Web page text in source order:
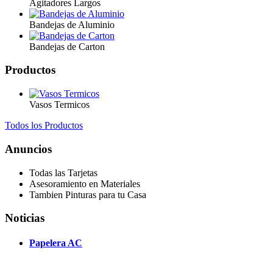
Agitadores Largos
Bandejas de Aluminio
Bandejas de Carton
Productos
Vasos Termicos
Todos los Productos
Anuncios
Todas las Tarjetas
Asesoramiento en Materiales
Tambien Pinturas para tu Casa
Noticias
Papelera AC